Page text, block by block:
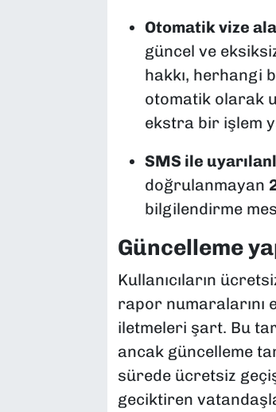
Otomatik vize
güncel ve
hakkı, herhangi
otomatik olarak
ekstra bir işlem
SMS ile
doğrulanmayan
bilgilendirme
Güncelleme
Kullanıcıların
rapor numaralarını
iletmeleri şart. Bu
ancak güncelleme
sürede ücretsiz
geciktiren